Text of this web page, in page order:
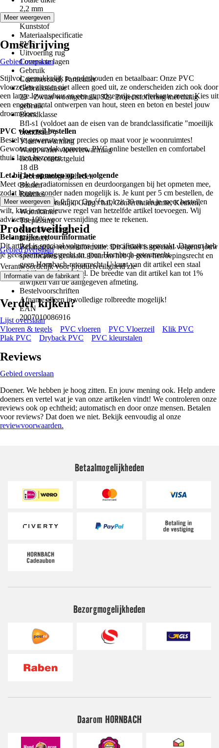
2,2 mm
Materiaal
Kunststof
Materiaalspecificatie
PVC
Uitvoering rug
Compacte lagen
Gebruik
Commercieel, Particulier
Gebruiksklasse
23 - Zwaar woongebruik, 32 - Projectstoffering met matig
gebruik
Brandklasse
Bfl-s1 (voldoet aan de eisen van de brandclassificatie "moeilijk
brandbaar")
Vloerverwarming
Warm water vloerverwarming
Isolatie contactgeluid
18 dB
Gebruiksmogelijkheden
Binnen
Ruimtes
Kantoor / praktijk, Gang / hal, Conferentieruimte, Keuken,
Woonkamer
Toepassing
Vloerafwerking
Kenmerk
Belangrijke retourinformatie: Dit artikel is speciaal volgens jouw
specificaties gemaakt. Daarom heb je geen herroepingsrecht en
geen Hornbach-retourrecht. U kunt van dit artikel een staal
bekijken in de winkel. De breedte van dit artikel kan tot 1%
afwijken van de aangegeven afmeting.
Bestelvoorschriften
Afname alleen in volledige rolbreedte mogelijk!
EAN
2007010086916
Meer weergeven
Omschrijving
Gebied overslaan
Stijlvol, gemakkelijk te onderhouden en betaalbaar: Onze PVC
vloerzeilen zien er niet alleen goed uit, ze onderscheiden zich ook door
een lange levensduur en een gunstige prijs per vierkante meter. Kies uit
een enorm aantal ontwerpen van hout, steen en beton en bestel jouw
droomvloer.
PVC vloerzeil bestellen
Bestel je gewenste vloer precies op maat voor je woonruimtes!
Gewoon oppervlak opmeten, PVC online bestellen en comfortabel
thuis laten bezorgen.
Let bij het opmeten op het volgende
Meet ook de radiatornissen en deurdoorgangen bij het opmeten mee,
zodat leggen zonder naden mogelijk is. Je kunt per 5 cm bestellen, de
minimumafname is 0,5 m. Op één rol zit 30 m, als je meer bestellen
wilt, kan je een nieuwe regel van hetzelfde artikel toevoegen. Wij
adviseren 10% voor versnijding mee te rekenen.
Belangrijke retourinformatie
Dit artikel is speciaal volgens jouw specificaties gemaakt. Daarom heb
je geen herroepingsrecht en geen Hornbach-retourrecht.
Meer weergeven
Productveiligheid
Gebied overslaan
Verantwoordelijk voor productveiligheid zie
Informatie van de fabrikant .
Verder kijken?
Lijst overslaan
Vloeren & tegels
PVC vloeren PVC Vloerzeil
Klik PVC
Plak PVC
Dryback PVC PVC kleurstalen
Reviews
Gebied overslaan
Doener. We hebben je hoog zitten. En jouw mening ook. Help andere
doeners en vertel wat je van onze artikelen vindt! We controleren onze
reviews ook op echtheid; automatisch en door onze mensen. Betalen
voor reviews? Dat doen we niet. Bekijk eenvoudig al onze
reviewvoorwaarden.
Betaalmogelijkheden
Bezorgmogelijkheden
Daarom HORNBACH